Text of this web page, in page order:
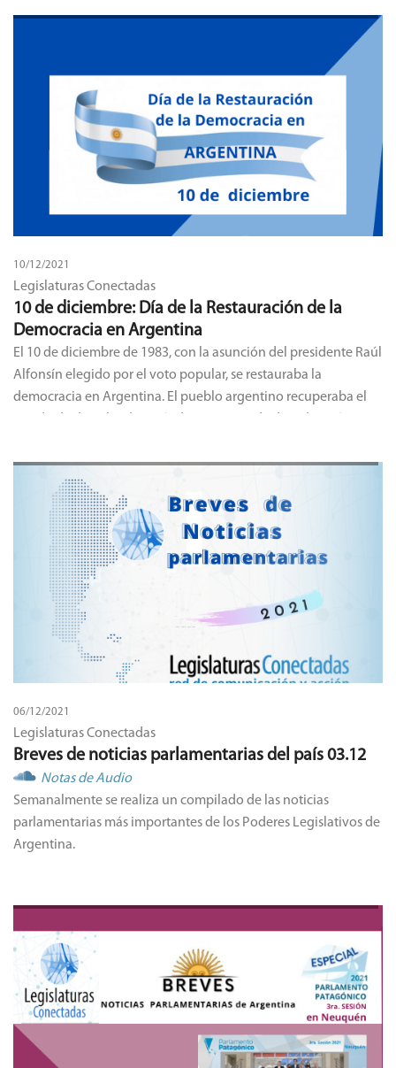
10/12/2021
Legislaturas Conectadas
10 de diciembre: Día de la Restauración de la
Democracia en Argentina
El 10 de diciembre de 1983, con la asunción del presidente Raúl
Alfonsín elegido por el voto popular, se restauraba la
democracia en Argentina. El pueblo argentino recuperaba el
06/12/2021
Legislaturas Conectadas
Breves de noticias parlamentarias del país 03.12
Notas de Audio
Semanalmente se realiza un compilado de las noticias
parlamentarias más importantes de los Poderes Legislativos de
Argentina.